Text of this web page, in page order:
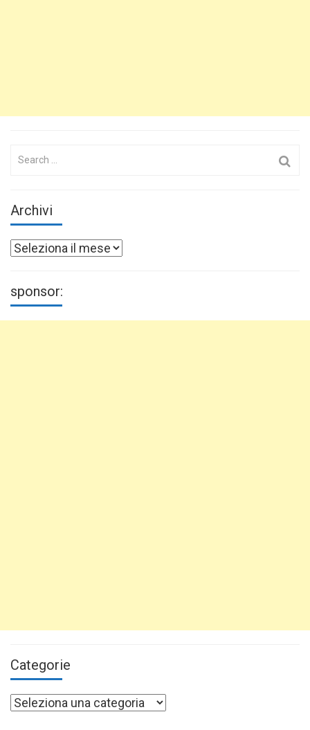
Search
Archivi
Archivi
sponsor:
Categorie
Categorie